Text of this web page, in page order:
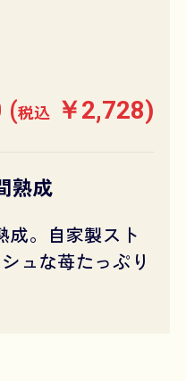
(税込 ￥2,728)
熟成
成。自家製スト
ュな苺たっぷり